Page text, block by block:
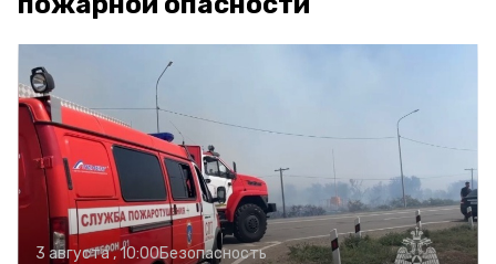
3 августа , 10:00Безопасность